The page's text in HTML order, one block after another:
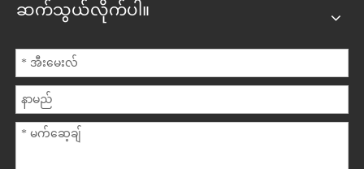
ဆက်သွယ်လိုက်ပါ။